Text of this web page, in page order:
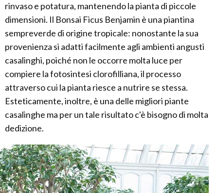
rinvaso e potatura, mantenendo la pianta di piccole
dimensioni. Il Bonsai Ficus Benjamin è una piantina
sempreverde di origine tropicale: nonostante la sua
provenienza si adatti facilmente agli ambienti angusti
casalinghi, poiché non le occorre molta luce per
compiere la fotosintesi clorofilliana, il processo
attraverso cui la pianta riesce a nutrire se stessa.
Esteticamente, inoltre, è una delle migliori piante
casalinghe ma per un tale risultato c'è bisogno di molta
dedizione.